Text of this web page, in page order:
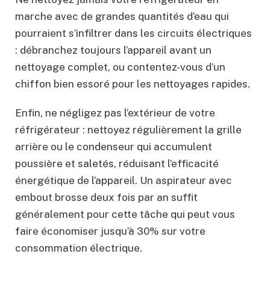
marche avec de grandes quantités d’eau qui
pourraient s’infiltrer dans les circuits électriques
: débranchez toujours l’appareil avant un
nettoyage complet, ou contentez-vous d’un
chiffon bien essoré pour les nettoyages rapides.
Enfin, ne négligez pas l’extérieur de votre
réfrigérateur : nettoyez régulièrement la grille
arrière ou le condenseur qui accumulent
poussière et saletés, réduisant l’efficacité
énergétique de l’appareil. Un aspirateur avec
embout brosse deux fois par an suffit
généralement pour cette tâche qui peut vous
faire économiser jusqu’à 30% sur votre
consommation électrique.